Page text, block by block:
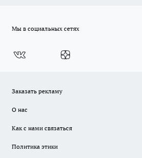
Мы в социальных сетях
Заказать рекламу
О нас
Как с нами связаться
Политика этики